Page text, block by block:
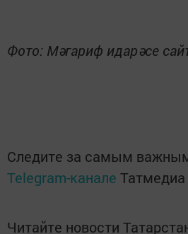
Фото: Мәгариф идарәсе
Следите за самым
Telegram-канале Татмедиа
Читайте новости